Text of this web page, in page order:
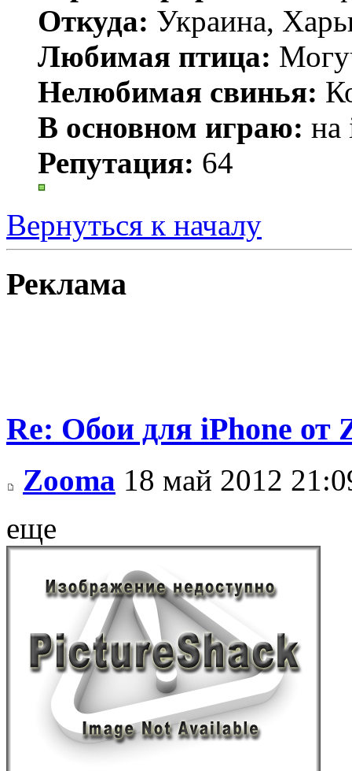
Откуда: Украина,
Любимая птица:
Нелюбимая свинья:
В основном играю: на
Репутация: 64
Вернуться к началу
Реклама
Re: Обои для iPhone от
Zooma 18 май 2012
еще